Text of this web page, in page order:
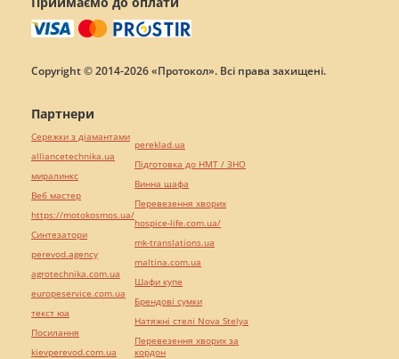
Copyright © 2014-2026 «Протокол». Всі права захищені.
Партнери
Сережки з діамантами
alliancetechnika.ua
миралинкс
Веб мастер
https://motokosmos.ua/
Синтезатори
perevod.agency
agrotechnika.com.ua
europeservice.com.ua
текст юа
Посилання
kievperevod.com.ua
pereklad.ua
Підготовка до НМТ / ЗНО
Винна шафа
Перевезення хворих
hospice-life.com.ua/
mk-translations.ua
maltina.com.ua
Шафи купе
Брендові сумки
Натяжні стелі Nova Stelya
Перевезення хворих за
кордон